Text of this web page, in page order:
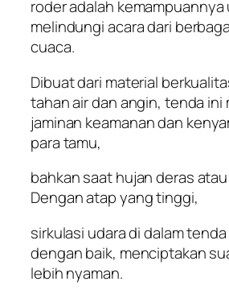
roder adalah
melindungi acara dari
cuaca.
Dibuat dari material
tahan air dan angin, tenda ini
jaminan keamanan dan
para tamu,
bahkan saat hujan deras
Dengan atap yang tinggi,
sirkulasi udara di dalam
dengan baik, menciptakan
lebih nyaman.